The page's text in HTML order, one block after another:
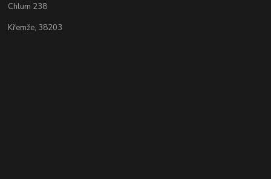
Chlum 238
Křemže, 38203